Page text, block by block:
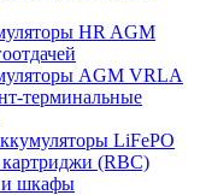
HR AGM
AGM VRLA
терминальные
LiFePO
(RBC)
и шкафы